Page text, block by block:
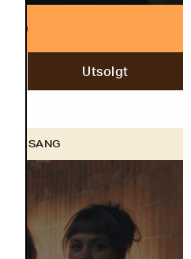
ULD
Utsolgt
VISESANG